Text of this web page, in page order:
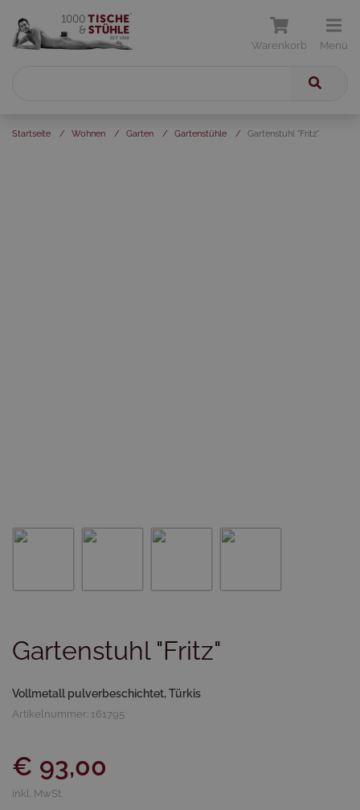
Warenkorb Menü
Startseite / Wohnen / Garten / Gartenstühle / Gartenstuhl "Fritz"
Gartenstuhl "Fritz"
Vollmetall pulverbeschichtet, Türkis
Artikelnummer: 161795
€ 93,00
inkl. MwSt.